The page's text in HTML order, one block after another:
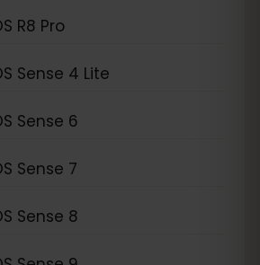
R8 Pro
Sense 4 Lite
Sense 6
Sense 7
Sense 8